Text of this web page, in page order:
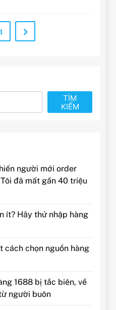
TÌM
KIẾM
người mới order
đã mất gần 40 triệu
ít? Hãy thử nhập hàng
cách chọn nguồn hàng
1688 bị tắc biên, về
người buôn